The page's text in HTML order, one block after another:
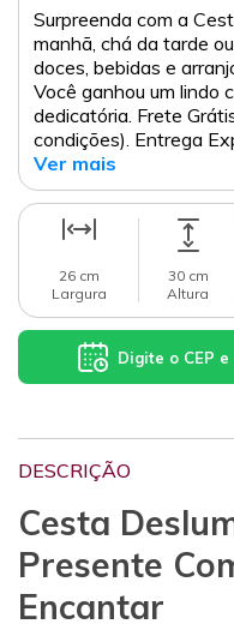
Surpreenda com a
manhã, chá da tarde
doces, bebidas e
Você ganhou um lindo
dedicatória. Frete
condições). Entrega
Ver mais
26 cm
Largura
30 cm
Altura
Digite o CEP
DESCRIÇÃO
Cesta
Presente
Encantar